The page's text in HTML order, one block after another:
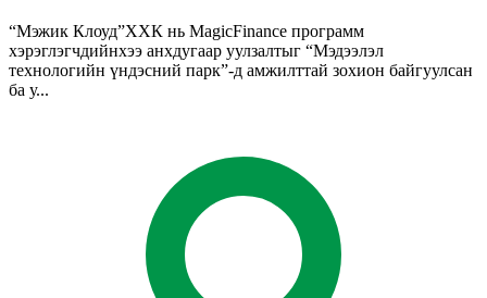
“Мэжик Клоуд”ХХК нь MagicFinance программ
хэрэглэгчдийнхээ анхдугаар уулзалтыг “Мэдээлэл
технологийн үндэсний парк”-д амжилттай зохион байгуулсан
ба у...